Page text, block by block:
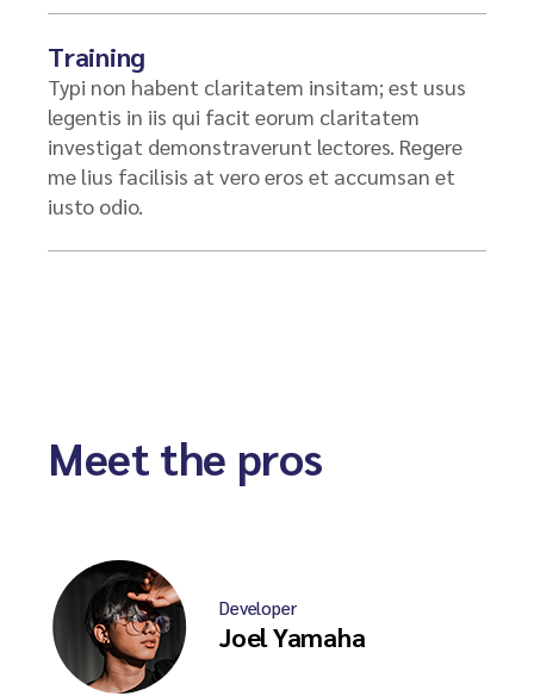
Training
Typi non habent claritatem insitam; est usus
legentis in iis qui facit eorum claritatem
investigat demonstraverunt lectores. Regere
me lius facilisis at vero eros et accumsan et
iusto odio.
Meet the pros
Developer
Joel Yamaha